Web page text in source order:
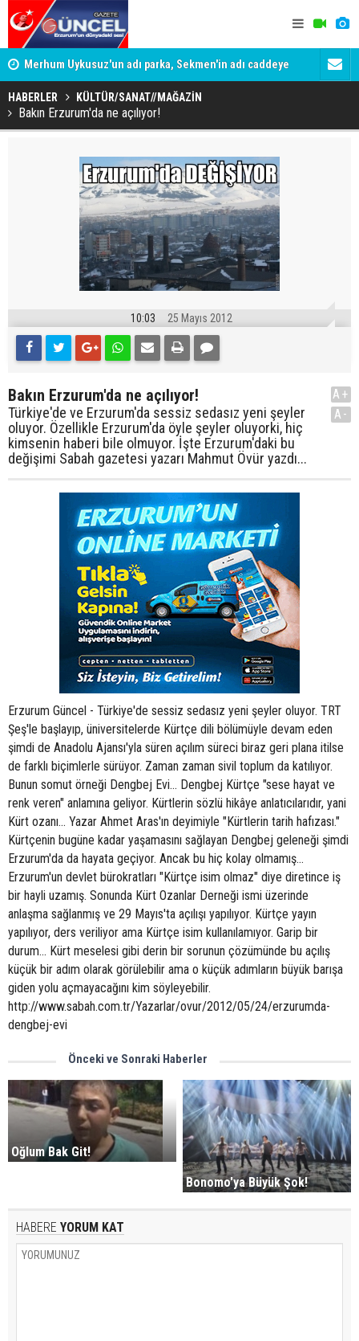
Merhum Uykusuz'un adı parka, Sekmen'in adı caddeye
verildi
HABERLER KÜLTÜR/SANAT//MAĞAZİN
Bakın Erzurum'da ne açılıyor!
10:03 25 Mayıs 2012
Bakın Erzurum'da ne açılıyor!
Türkiye'de ve Erzurum'da sessiz sedasız yeni şeyler
oluyor. Özellikle Erzurum'da öyle şeyler oluyorki, hiç
kimsenin haberi bile olmuyor. İşte Erzurum'daki bu
değişimi Sabah gazetesi yazarı Mahmut Övür yazdı...
A+
A-
Erzurum Güncel - Türkiye'de sessiz sedasız yeni şeyler oluyor. TRT
Şeş'le başlayıp, üniversitelerde Kürtçe dili bölümüyle devam eden
şimdi de Anadolu Ajansı'yla süren açılım süreci biraz geri plana itilse
de farklı biçimlerle sürüyor. Zaman zaman sivil toplum da katılıyor.
Bunun somut örneği Dengbej Evi... Dengbej Kürtçe "sese hayat ve
renk veren" anlamına geliyor. Kürtlerin sözlü hikâye anlatıcılarıdır, yani
Kürt ozanı... Yazar Ahmet Aras'ın deyimiyle "Kürtlerin tarih hafızası."
Kürtçenin bugüne kadar yaşamasını sağlayan Dengbej geleneği şimdi
Erzurum'da da hayata geçiyor. Ancak bu hiç kolay olmamış...
Erzurum'un devlet bürokratları "Kürtçe isim olmaz" diye diretince iş
bir hayli uzamış. Sonunda Kürt Ozanlar Derneği ismi üzerinde
anlaşma sağlanmış ve 29 Mayıs'ta açılışı yapılıyor. Kürtçe yayın
yapılıyor, ders veriliyor ama Kürtçe isim kullanılamıyor. Garip bir
durum... Kürt meselesi gibi derin bir sorunun çözümünde bu açılış
küçük bir adım olarak görülebilir ama o küçük adımların büyük barışa
giden yolu açmayacağını kim söyleyebilir.
http://www.sabah.com.tr/Yazarlar/ovur/2012/05/24/erzurumda-
dengbej-evi
Önceki ve Sonraki Haberler
Oğlum Bak Git!
Bonomo'ya Büyük Şok!
HABERE YORUM KAT